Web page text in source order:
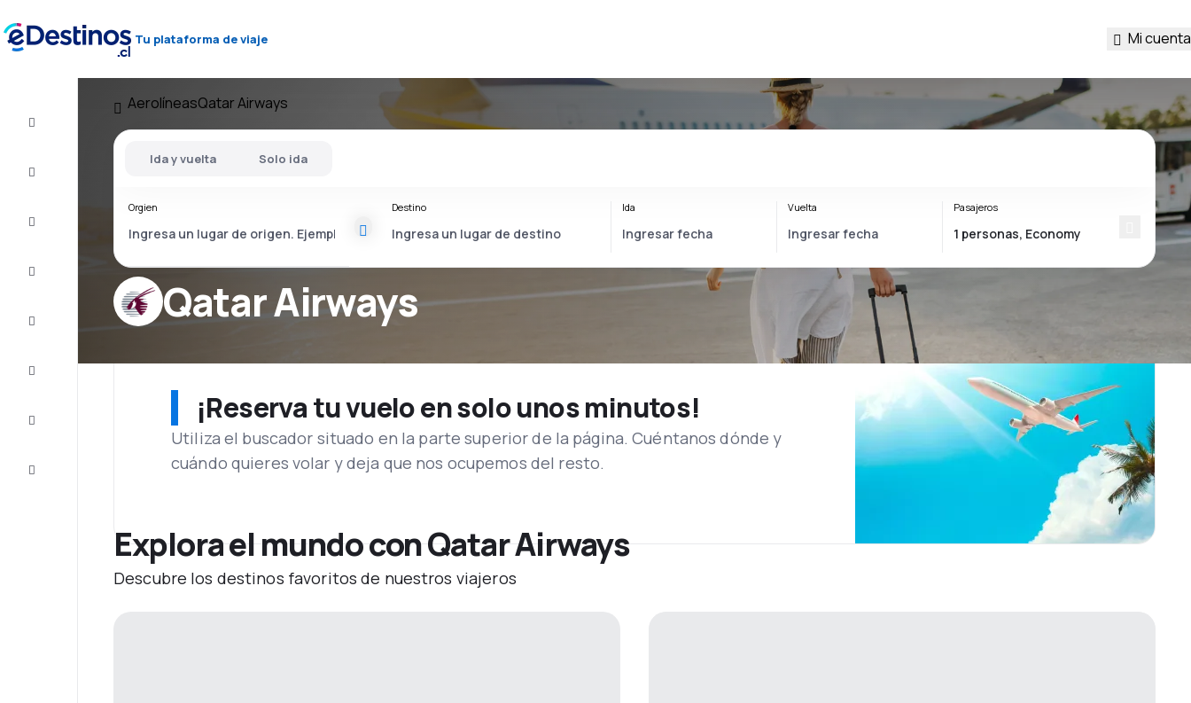
Tu plataforma de viaje Mi cuenta
Completa
AerolíneasQatar Airways
Qatar Airways
Ida y vuelta Solo ida
Orgien Destino Ida Vuelta Pasajeros
¡Reserva tu vuelo en solo unos minutos!
Utiliza el buscador situado en la parte superior de la página. Cuéntanos dónde y
cuándo quieres volar y deja que nos ocupemos del resto.
Explora el mundo con Qatar Airways
Descubre los destinos favoritos de nuestros viajeros